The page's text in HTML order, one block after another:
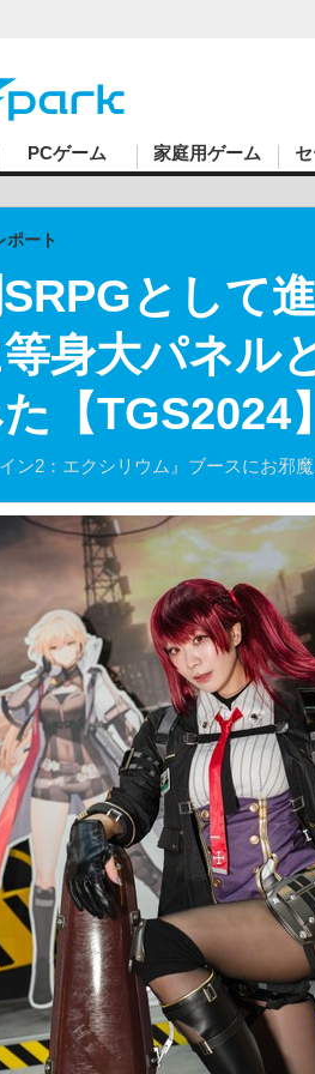
PCゲーム 家庭用ゲーム
として
身大パネル
【TGS2024
ン2：エクシリウム』ブースにお邪魔
ポート